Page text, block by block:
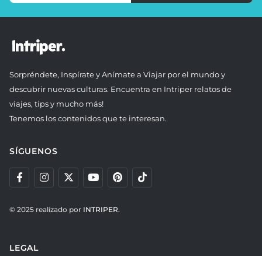
Sorpréndete, Inspírate y Anímate a Viajar por el mundo y
descubrir nuevas culturas. Encuentra en Intriper relatos de
viajes, tips y mucho más!
Tenemos los contenidos que te interesan.
SÍGUENOS
© 2025 realizado por INTRIPER.
LEGAL